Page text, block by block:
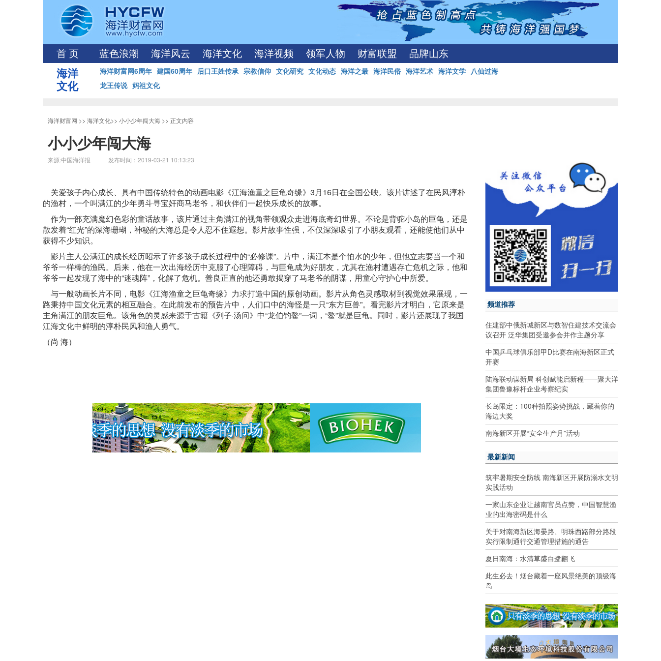
首 页 蓝色浪潮 海洋风云 海洋文化 海洋视频 领军人物 财富联盟 品牌山东
海洋
文化
海洋财富网6周年 建国60周年 后口王姓传承 宗教信仰 文化研究 文化动态 海洋之最 海洋民俗 海洋艺术 海洋文学 八仙过海
龙王传说 妈祖文化
海洋财富网 >> 海洋文化>> 小小少年闯大海 >> 正文内容
小小少年闯大海
来源:中国海洋报 发布时间：2019-03-21 10:13:23
关爱孩子内心成长、具有中国传统特色的动画电影《江海渔童之巨龟奇缘》3月16日在全国公映。该片讲述了在民风淳朴
的渔村，一个叫满江的少年勇斗寻宝奸商马老爷，和伙伴们一起快乐成长的故事。
作为一部充满魔幻色彩的童话故事，该片通过主角满江的视角带领观众走进海底奇幻世界。不论是背驼小岛的巨龟，还是
散发着“红光”的深海珊瑚，神秘的大海总是令人忍不住遐想。影片故事性强，不仅深深吸引了小朋友观看，还能使他们从中
获得不少知识。
影片主人公满江的成长经历昭示了许多孩子成长过程中的“必修课”。片中，满江本是个怕水的少年，但他立志要当一个和
爷爷一样棒的渔民。后来，他在一次出海经历中克服了心理障碍，与巨龟成为好朋友，尤其在渔村遭遇存亡危机之际，他和
爷爷一起发现了海中的“迷魂阵”，化解了危机。善良正直的他还勇敢揭穿了马老爷的阴谋，用童心守护心中所爱。
与一般动画长片不同，电影《江海渔童之巨龟奇缘》力求打造中国的原创动画。影片从角色灵感取材到视觉效果展现，一
路秉持中国文化元素的相互融合。在此前发布的预告片中，人们口中的海怪是一只“东方巨兽”。看完影片才明白，它原来是
主角满江的朋友巨龟。该角色的灵感来源于古籍《列子·汤问》中“龙伯钓鳌”一词，“鳌”就是巨龟。同时，影片还展现了我国
江海文化中鲜明的淳朴民风和渔人勇气。
（尚 海）
频道推荐
住建部中俄新城新区与数智住建技术交流会
议召开 泛华集团受邀参会并作主题分享
中国乒乓球俱乐部甲D比赛在南海新区正式
开赛
陆海联动谋新局 科创赋能启新程——聚大洋
集团鲁豫标杆企业考察纪实
长岛限定：100种拍照姿势挑战，藏着你的
海边大奖
南海新区开展“安全生产月”活动
最新新闻
筑牢暑期安全防线 南海新区开展防溺水文明
实践活动
一家山东企业让越南官员点赞，中国智慧渔
业的出海密码是什么
关于对南海新区海晏路、明珠西路部分路段
实行限制通行交通管理措施的通告
夏日南海：水清草盛白鹭翩飞
此生必去！烟台藏着一座风景绝美的顶级海
岛